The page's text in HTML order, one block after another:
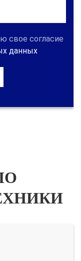
свое согласие
данных